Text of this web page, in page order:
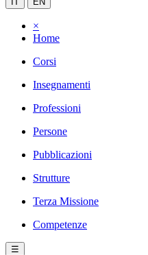
×
Home
Corsi
Insegnamenti
Professioni
Persone
Pubblicazioni
Strutture
Terza Missione
Competenze
☰